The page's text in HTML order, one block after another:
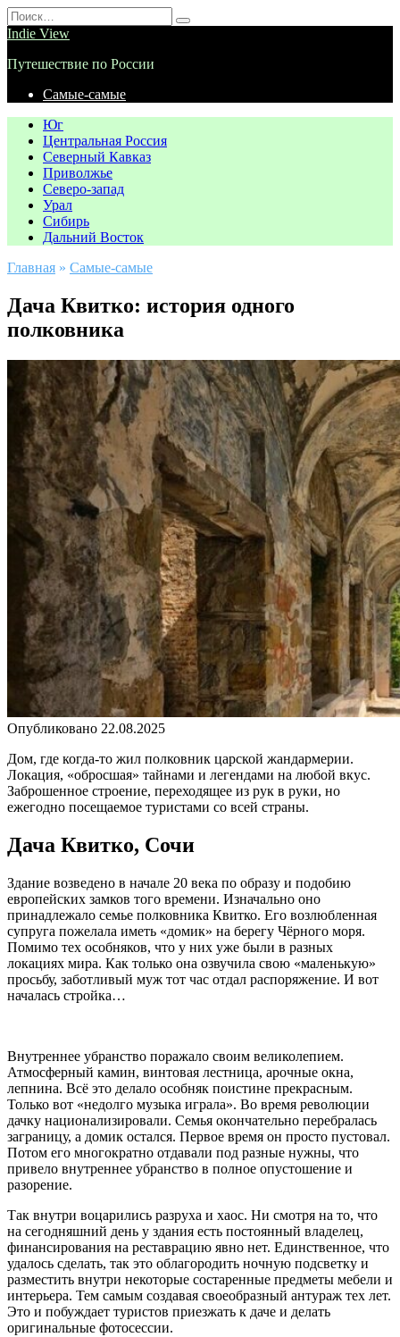
Перейти
к
Search
for:
Indie View
Путешествие по России
Самые-самые
Юг
Центральная Россия
Северный Кавказ
Приволжье
Северо-запад
Урал
Сибирь
Дальний Восток
Главная » Самые-самые
Дача Квитко: история одного
полковника
Опубликовано 22.08.2025
Дом, где когда-то жил полковник царской жандармерии.
Локация, «обросшая» тайнами и легендами на любой вкус.
Заброшенное строение, переходящее из рук в руки, но
ежегодно посещаемое туристами со всей страны.
Дача Квитко, Сочи
Здание возведено в начале 20 века по образу и подобию
европейских замков того времени. Изначально оно
принадлежало семье полковника Квитко. Его возлюбленная
супруга пожелала иметь «домик» на берегу Чёрного моря.
Помимо тех особняков, что у них уже были в разных
локациях мира. Как только она озвучила свою «маленькую»
просьбу, заботливый муж тот час отдал распоряжение. И вот
началась стройка…
Внутреннее убранство поражало своим великолепием.
Атмосферный камин, винтовая лестница, арочные окна,
лепнина. Всё это делало особняк поистине прекрасным.
Только вот «недолго музыка играла». Во время революции
дачку национализировали. Семья окончательно перебралась
заграницу, а домик остался. Первое время он просто пустовал.
Потом его многократно отдавали под разные нужны, что
привело внутреннее убранство в полное опустошение и
разорение.
Так внутри воцарились разруха и хаос. Ни смотря на то, что
на сегодняшний день у здания есть постоянный владелец,
финансирования на реставрацию явно нет. Единственное, что
удалось сделать, так это облагородить ночную подсветку и
разместить внутри некоторые состаренные предметы мебели и
интерьера. Тем самым создавая своеобразный антураж тех лет.
Это и побуждает туристов приезжать к даче и делать
оригинальные фотосессии.